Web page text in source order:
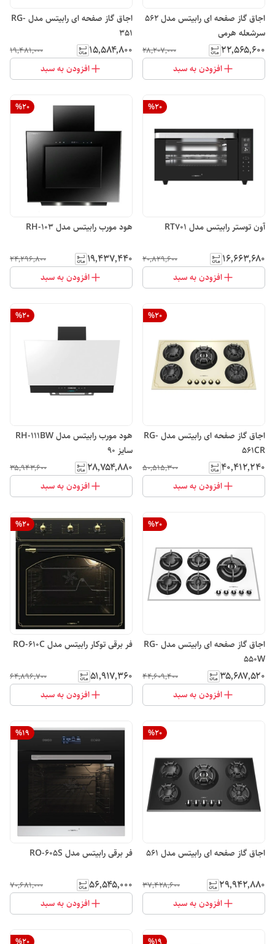
اجاق گاز صفحه ای رابیتس مدل 562
سرشعله هرمی
۲۲٬۵۶۵٬۶۰۰ ۲۸٬۲۰۷٬۰۰۰
افزودن به سبد
اجاق گاز صفحه ای رابیتس مدل RG-
351
۱۵٬۵۸۴٬۸۰۰ ۱۹٬۴۸۱٬۰۰۰
افزودن به سبد
%20
آون توستر رابیتس مدل RT701
۱۶٬۶۶۳٬۶۸۰ ۲۰٬۸۲۹٬۶۰۰
افزودن به سبد
%20
هود مورب رابیتس مدل RH-103
۱۹٬۴۳۷٬۴۴۰ ۲۴٬۲۹۶٬۸۰۰
افزودن به سبد
%20
اجاق گاز صفحه ای رابیتس مدل RG-
561CR
۴۰٬۴۱۲٬۲۴۰ ۵۰٬۵۱۵٬۳۰۰
افزودن به سبد
%20
هود مورب رابیتس مدل RH-111BW
سایز 90
۲۸٬۷۵۴٬۸۸۰ ۳۵٬۹۴۳٬۶۰۰
افزودن به سبد
%20
اجاق گاز صفحه ای رابیتس مدل RG-
550W
۳۵٬۶۸۷٬۵۲۰ ۴۴٬۶۰۹٬۴۰۰
افزودن به سبد
%20
فر برقی توکار رابیتس مدل RO-610C
۵۱٬۹۱۷٬۳۶۰ ۶۴٬۸۹۶٬۷۰۰
افزودن به سبد
%20
اجاق گاز صفحه ای رابیتس مدل 561
۲۹٬۹۴۲٬۸۸۰ ۳۷٬۴۲۸٬۶۰۰
افزودن به سبد
%19
فر برقی رابیتس مدل RO-605S
۵۶٬۵۴۵٬۰۰۰ ۷۰٬۶۸۱٬۰۰۰
افزودن به سبد
%19
%20